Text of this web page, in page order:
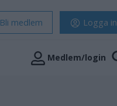
Bli medlem Logga in
Medlem/login